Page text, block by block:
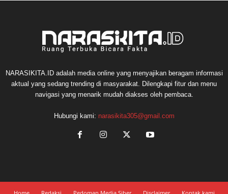
NARASIKITA.ID adalah media online yang menyajikan beragam informasi
aktual yang sedang trending di masyarakat. Dilengkapi fitur dan menu
navigasi yang menarik mudah diakses oleh pembaca.
Hubungi kami: narasikita305@gmail.com